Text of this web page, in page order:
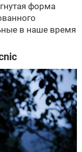
форма
в наше время